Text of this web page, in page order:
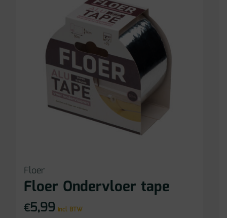
Floer
Floer Ondervloer tape
€5,99 incl BTW